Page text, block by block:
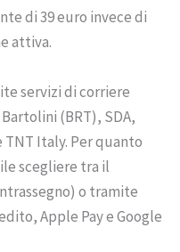
di 39 euro invece di
attiva.
servizi di corriere
(BRT), SDA,
TNT Italy. Per quanto
scegliere tra il
o tramite
Apple Pay e Google